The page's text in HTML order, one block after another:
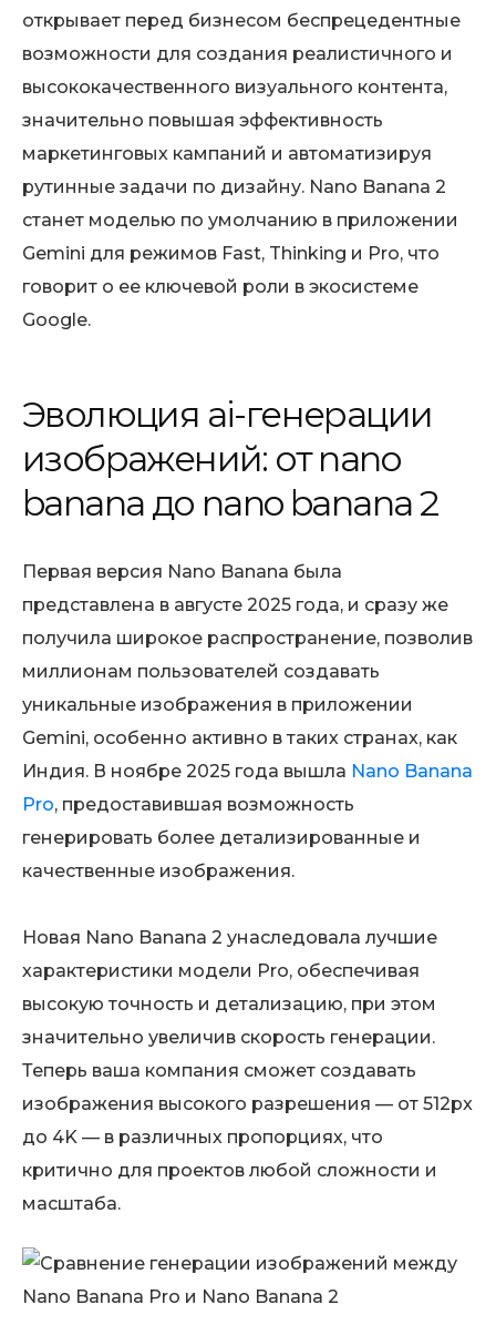
открывает перед бизнесом беспрецедентные
возможности для создания реалистичного и
высококачественного визуального контента,
значительно повышая эффективность
маркетинговых кампаний и автоматизируя
рутинные задачи по дизайну. Nano Banana 2
станет моделью по умолчанию в приложении
Gemini для режимов Fast, Thinking и Pro, что
говорит о ее ключевой роли в экосистеме
Google.
Эволюция ai-генерации
изображений: от nano
banana до nano banana 2
Первая версия Nano Banana была
представлена в августе 2025 года, и сразу же
получила широкое распространение, позволив
миллионам пользователей создавать
уникальные изображения в приложении
Gemini, особенно активно в таких странах, как
Индия. В ноябре 2025 года вышла Nano Banana
Pro, предоставившая возможность
генерировать более детализированные и
качественные изображения.
Новая Nano Banana 2 унаследовала лучшие
характеристики модели Pro, обеспечивая
высокую точность и детализацию, при этом
значительно увеличив скорость генерации.
Теперь ваша компания сможет создавать
изображения высокого разрешения — от 512px
до 4K — в различных пропорциях, что
критично для проектов любой сложности и
масштаба.